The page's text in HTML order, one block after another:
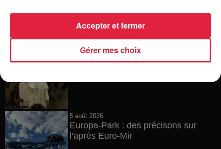
12h23
Les dernières infos sur la venue du
5 août 2026
Europa-Park : des précisons sur
l’après Euro-Mir
Gérer mes choix
Accepter et fermer